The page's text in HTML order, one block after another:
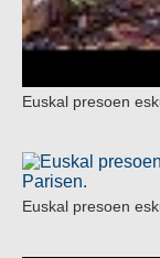
Euskal presoen
Euskal presoen